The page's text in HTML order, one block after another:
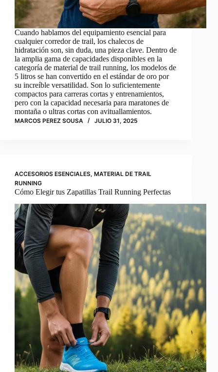
Cuando hablamos del equipamiento esencial para
cualquier corredor de trail, los chalecos de
hidratación son, sin duda, una pieza clave. Dentro de
la amplia gama de capacidades disponibles en la
categoría de material de trail running, los modelos de
5 litros se han convertido en el estándar de oro por
su increíble versatilidad. Son lo suficientemente
compactos para carreras cortas y entrenamientos,
pero con la capacidad necesaria para maratones de
montaña o ultras cortas con avituallamientos.
MARCOS PEREZ SOUSA JULIO 31, 2025
ACCESORIOS ESENCIALES, MATERIAL DE TRAIL
RUNNING
Cómo Elegir tus Zapatillas Trail Running Perfectas